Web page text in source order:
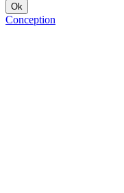
Conception